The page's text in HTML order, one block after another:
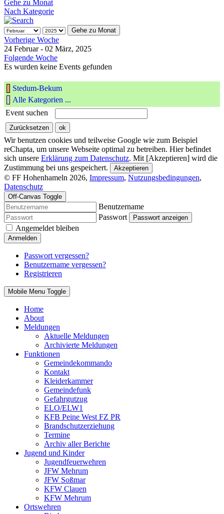
Gehe zu Monat
Nach Kategorie
Gehe zu Monat
Vorherige Woche
24 Februar - 02 März, 2025
Folgende Woche
Es wurden keine Events gefunden
Stedum-Bekum
Alle Kategorien ...
Event suchen
Wir benutzen cookies und teilweise Google wie zum Beispiel
reChapta, um unsere Webseite optimal zu betreiben. Hier befindet
sich unsere Erklärung zum Datenschutz. Mit [Akzeptieren] wird die
Zustimmung bei uns gespeichert.
Akzeptieren
© FF Hohenhameln 2026, Impressum, Nutzungsbedingungen,
Datenschutz
Off-Canvas Toggle
Benutzername
Passwort
Passwort anzeigen
Angemeldet bleiben
Anmelden
Passwort vergessen?
Benutzername vergessen?
Registrieren
Mobile Menu Toggle
Home
About
Meldungen
Aktuelle Meldungen
Archivierte Meldungen
Funktionen
Gemeindekommando
Kontakt
Kleiderkammer
Gemeindefunk
Gefahrgutzug
ELO/ELW1
KFB Peine West FZ PR
Brandschutzerziehung
Termine
Archiv aller Berichte
Jugend und Kinder
Jugendfeuerwehren
JFW Mehrum
JFW Soßmar
KFW Clauen
KFW Mehrum
Ortswehren